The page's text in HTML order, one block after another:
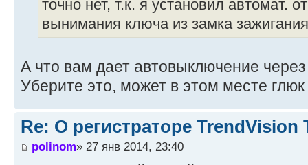
точно нет, т.к. я установил автомат.
вынимания ключа из замка
А что вам дает автовыключение через
Уберите это, может в этом месте
Re: О регистраторе TrendVision
polinom» 27 янв 2014, 23:40